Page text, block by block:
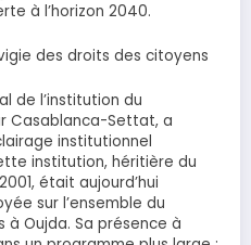
à l’horizon 2040.
des droits des citoyens
de l’institution du
Casablanca-Settat, a
institutionnel
institution, héritière du
était aujourd’hui
sur l’ensemble du
Oujda. Sa présence à